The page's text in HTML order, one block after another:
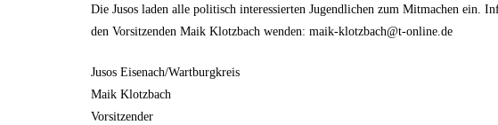
Die Jusos laden alle politisch interessierten Jugendlichen zum Mitmachen ein.
den Vorsitzenden Maik Klotzbach wenden: maik-klotzbach@t-online.de
Jusos Eisenach/Wartburgkreis
Maik Klotzbach
Vorsitzender